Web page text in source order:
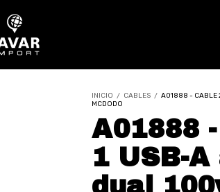
INICIO / CABLES / A01888 - CABLE
MCDODO
A01888
1 USB-A
dual